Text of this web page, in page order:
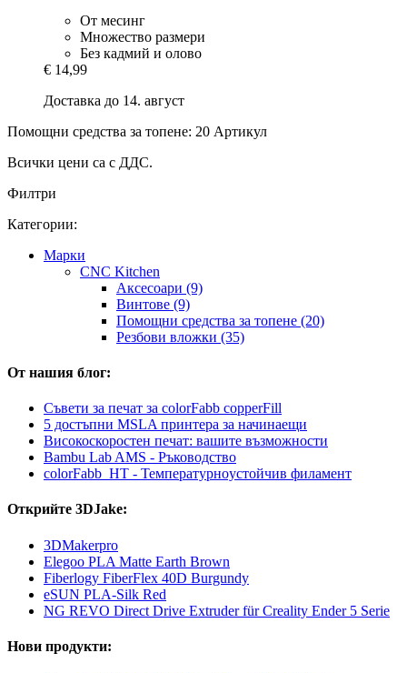
От месинг
Множество размери
Без кадмий и олово
€ 14,99
Доставка до 14. август
Помощни средства за топене: 20 Артикул
Всички цени са с ДДС.
Филтри
Категории:
Mарки
CNC Kitchen
Аксесоари (9)
Винтове (9)
Помощни средства за топене (20)
Резбови вложки (35)
От нашия блог:
Съвети за печат за colorFabb copperFill
5 достъпни MSLA принтера за начинаещи
Високоскоростен печат: вашите възможности
Bambu Lab AMS - Ръководство
colorFabb_HT - Температурнoустойчив филамент
Открийте 3DJake:
3DMakerpro
Elegoo PLA Matte Earth Brown
Fiberlogy FiberFlex 40D Burgundy
eSUN PLA-Silk Red
NG REVO Direct Drive Extruder für Creality Ender 5 Serie
Нови продукти: